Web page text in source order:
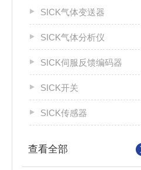
SICK气体变送器
SICK气体分析仪
SICK伺服反馈编码器
SICK开关
SICK传感器
查看全部